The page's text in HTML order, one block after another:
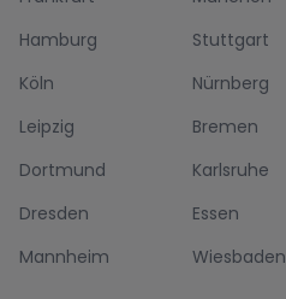
Hamburg
Stuttgart
Köln
Nürnberg
Leipzig
Bremen
Dortmund
Karlsruhe
Dresden
Essen
Mannheim
Wiesbaden